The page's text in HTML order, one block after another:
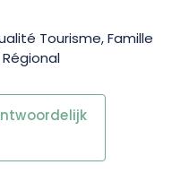
Tourisme, Famille